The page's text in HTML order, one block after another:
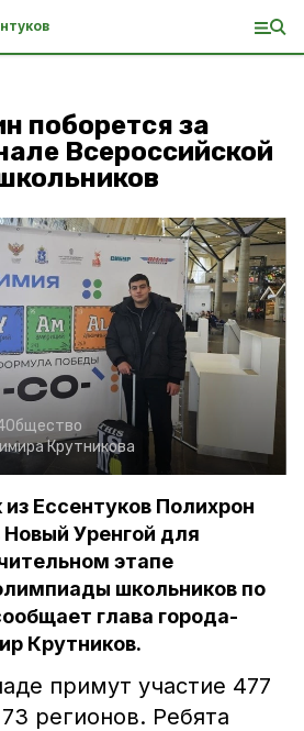
поборется за
Всероссийской
Общество
Крутникова
Ессентуков Полихрон
Уренгой для
этапе
школьников по
глава города-
Крутников.
примут участие 477
регионов. Ребята